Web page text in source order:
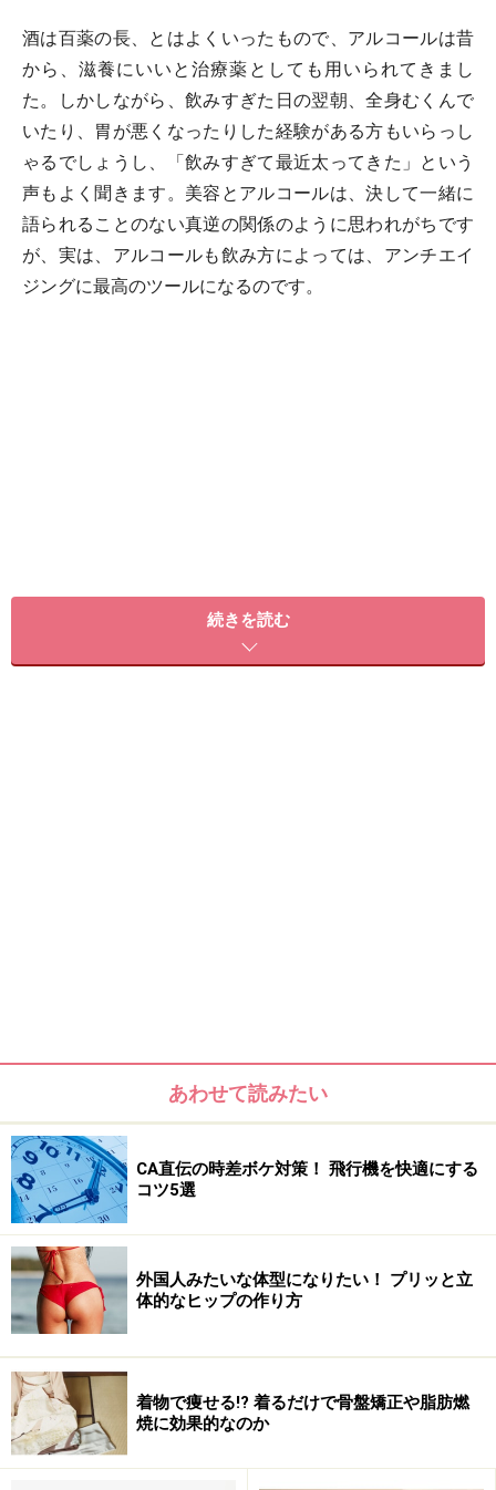
酒は百薬の長、とはよくいったもので、アルコールは昔
から、滋養にいいと治療薬としても用いられてきまし
た。しかしながら、飲みすぎた日の翌朝、全身むくんで
いたり、胃が悪くなったりした経験がある方もいらっし
ゃるでしょうし、「飲みすぎて最近太ってきた」という
声もよく聞きます。美容とアルコールは、決して一緒に
語られることのない真逆の関係のように思われがちです
が、実は、アルコールも飲み方によっては、アンチエイ
ジングに最高のツールになるのです。
もちろん、お酒を大量に飲みすぎるのは、アンチエイジ
やたらおなかがすくのは、アルコールによって、満腹中
枢を刺激するホルモンであるセロトニンが不足してしま
うからです。厳密には、セロトニンの材料であるビタミ
ンBを、アルコールが壊してしまうので、セロトニンの
合成が低下してしまうことによります。
続きを読む
あわせて読みたい
CA直伝の時差ボケ対策！ 飛行機を快適にする
コツ5選
外国人みたいな体型になりたい！ プリッと立
体的なヒップの作り方
着物で痩せる!? 着るだけで骨盤矯正や脂肪燃
焼に効果的なのか